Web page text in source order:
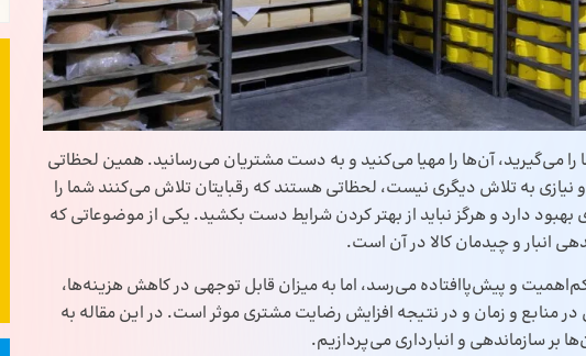
آن‌ها را مهیا می‌کنید و به دست مشتریان می‌رسانید. همین لحظاتی
به تلاش دیگری نیست، لحظاتی هستند که رقبایتان تلاش می‌کنند شما را
دارد و هرگز نباید از بهتر کردن شرایط دست بکشید. یکی از موضوعاتی که
انبار و چیدمان کالا در آن است.
کم‌اهمیت و پیش‌پاافتاده می‌رسد، اما به میزان قابل توجهی در کاهش هزینه‌ها،
در منابع و زمان و در نتیجه افزایش رضایت مشتری موثر است. در این مقاله به
بر سازماندهی و انبارداری می‌پردازیم.